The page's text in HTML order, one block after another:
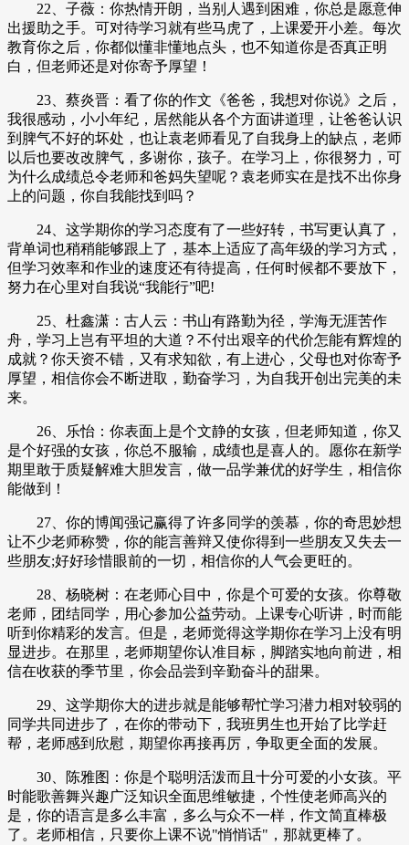
22、子薇：你热情开朗，当别人遇到困难，你总是愿意伸
出援助之手。可对待学习就有些马虎了，上课爱开小差。每次
教育你之后，你都似懂非懂地点头，也不知道你是否真正明
白，但老师还是对你寄予厚望！
23、蔡炎晋：看了你的作文《爸爸，我想对你说》之后，
我很感动，小小年纪，居然能从各个方面讲道理，让爸爸认识
到脾气不好的坏处，也让袁老师看见了自我身上的缺点，老师
以后也要改改脾气，多谢你，孩子。在学习上，你很努力，可
为什么成绩总令老师和爸妈失望呢？袁老师实在是找不出你身
上的问题，你自我能找到吗？
24、这学期你的学习态度有了一些好转，书写更认真了，
背单词也稍稍能够跟上了，基本上适应了高年级的学习方式，
但学习效率和作业的速度还有待提高，任何时候都不要放下，
努力在心里对自我说“我能行”吧!
25、杜鑫潇：古人云：书山有路勤为径，学海无涯苦作
舟，学习上岂有平坦的大道？不付出艰辛的代价怎能有辉煌的
成就？你天资不错，又有求知欲，有上进心，父母也对你寄予
厚望，相信你会不断进取，勤奋学习，为自我开创出完美的未
来。
26、乐怡：你表面上是个文静的女孩，但老师知道，你又
是个好强的女孩，你总不服输，成绩也是喜人的。愿你在新学
期里敢于质疑解难大胆发言，做一品学兼优的好学生，相信你
能做到！
27、你的博闻强记赢得了许多同学的羡慕，你的奇思妙想
让不少老师称赞，你的能言善辩又使你得到一些朋友又失去一
些朋友;好好珍惜眼前的一切，相信你的人气会更旺的。
28、杨晓树：在老师心目中，你是个可爱的女孩。你尊敬
老师，团结同学，用心参加公益劳动。上课专心听讲，时而能
听到你精彩的发言。但是，老师觉得这学期你在学习上没有明
显进步。在那里，老师期望你认准目标，脚踏实地向前进，相
信在收获的季节里，你会品尝到辛勤奋斗的甜果。
29、这学期你大的进步就是能够帮忙学习潜力相对较弱的
同学共同进步了，在你的带动下，我班男生也开始了比学赶
帮，老师感到欣慰，期望你再接再厉，争取更全面的发展。
30、陈雅图：你是个聪明活泼而且十分可爱的小女孩。平
时能歌善舞兴趣广泛知识全面思维敏捷，个性使老师高兴的
是，你的语言是多么丰富，多么与众不一样，作文简直棒极
了。老师相信，只要你上课不说"悄悄话"，那就更棒了。